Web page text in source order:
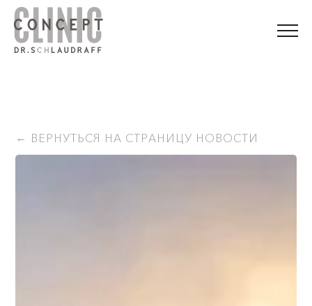
ВЕРНУТЬСЯ НА СТРАНИЦУ НОВОСТИ